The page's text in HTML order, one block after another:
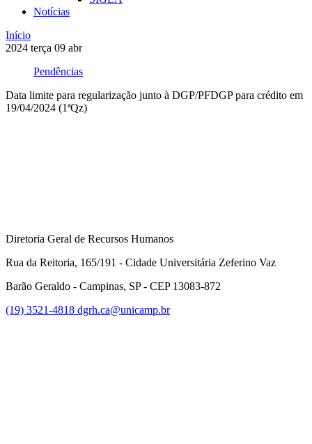
Notícias
Início
2024 terça 09 abr
Pendências
Data limite para regularização junto à DGP/PFDGP para crédito em
19/04/2024 (1ªQz)
Diretoria Geral de Recursos Humanos
Rua da Reitoria, 165/191 - Cidade Universitária Zeferino Vaz
Barão Geraldo - Campinas, SP - CEP 13083-872
(19) 3521-4818 dgrh.ca@unicamp.br